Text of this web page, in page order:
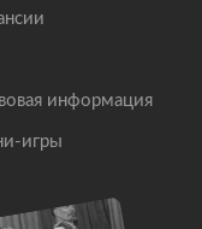
информация
игры